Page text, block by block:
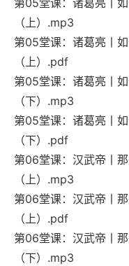
第05堂课：诸葛亮丨
（上）.mp3
第05堂课：诸葛亮丨
（上）.pdf
第05堂课：诸葛亮丨
（下）.mp3
第05堂课：诸葛亮丨
（下）.pdf
第06堂课：汉武帝丨
（上）.mp3
第06堂课：汉武帝丨
（上）.pdf
第06堂课：汉武帝丨
（下）.mp3